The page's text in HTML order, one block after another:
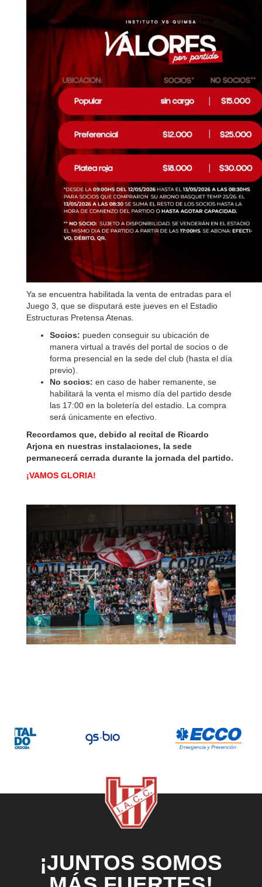
Ya se encuentra habilitada la venta de entradas para el
Juego 3, que se disputará este jueves en el Estadio
Estructuras Pretensa Atenas.
Socios: pueden conseguir su ubicación de
manera virtual a través del portal de socios o de
forma presencial en la sede del club (hasta el día
previo).
No socios: en caso de haber remanente, se
habilitará la venta el mismo día del partido desde
las 17:00 en la boletería del estadio. La compra
será únicamente en efectivo.
Recordamos que, debido al recital de Ricardo
Arjona en nuestras instalaciones, la sede
permanecerá cerrada durante la jornada del partido.
¡VAMOS GLORIA!
¡JUNTOS SOMOS